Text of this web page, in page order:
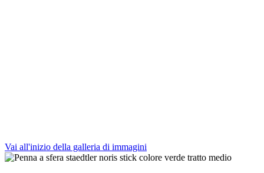
Vai all'inizio della galleria di immagini